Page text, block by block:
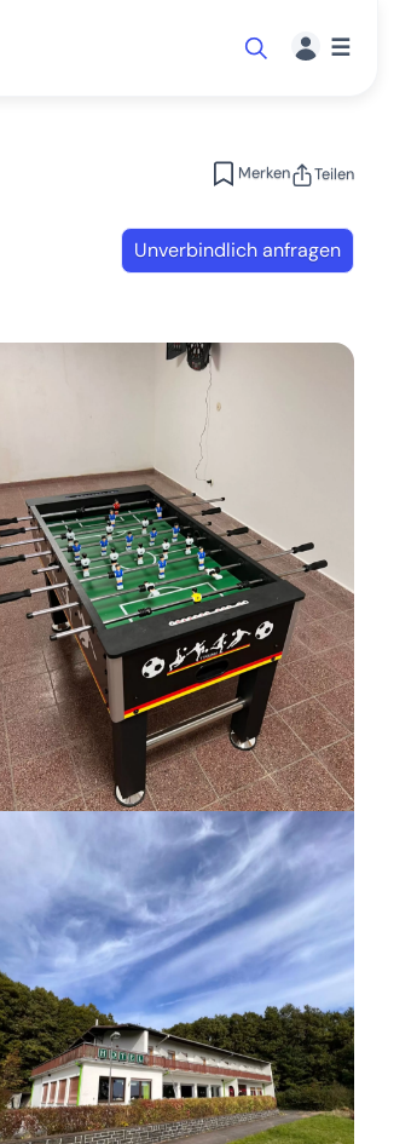
☰
Merken Teilen
Unverbindlich anfragen